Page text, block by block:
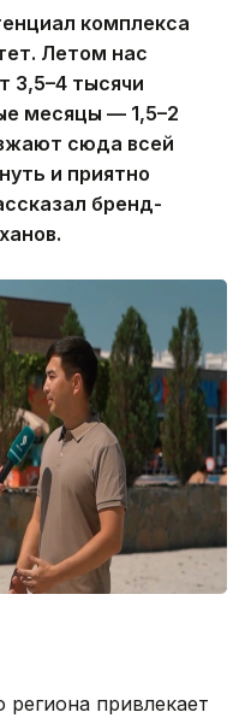
комплекса
Летом нас
3,5–4 тысячи
месяцы — 1,5–2
сюда всей
и приятно
бренд-
привлекает